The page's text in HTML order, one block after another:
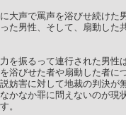
大声で罵声を浴びせ続けた
た男性、そして、扇動した
を振るって連行された男性
浴びせた者や扇動した者に
妨害に対して地裁の判決が
かなか罪に問えないのが現
。